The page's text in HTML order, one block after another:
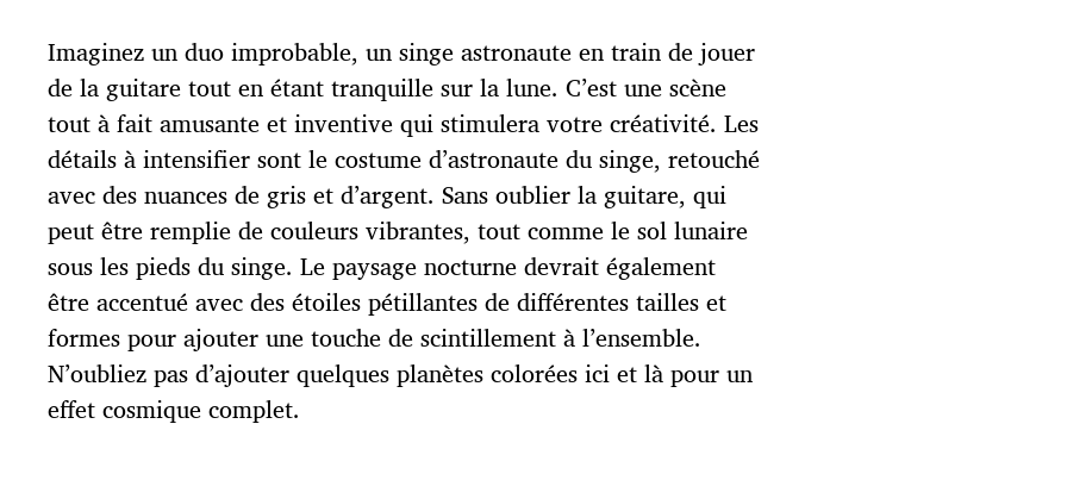
e
p
u
b
l
i
c
a
t
i
o
n
Imaginez un duo improbable, un singe astronaute en train de jouer
de la guitare tout en étant tranquille sur la lune. C’est une scène
tout à fait amusante et inventive qui stimulera votre créativité. Les
détails à intensifier sont le costume d’astronaute du singe, retouché
avec des nuances de gris et d’argent. Sans oublier la guitare, qui
peut être remplie de couleurs vibrantes, tout comme le sol lunaire
sous les pieds du singe. Le paysage nocturne devrait également
être accentué avec des étoiles pétillantes de différentes tailles et
formes pour ajouter une touche de scintillement à l’ensemble.
N’oubliez pas d’ajouter quelques planètes colorées ici et là pour un
effet cosmique complet.